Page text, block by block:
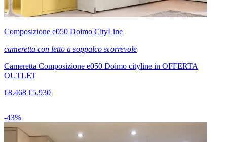
Composizione e050 Doimo CityLine
cameretta con letto a soppalco scorrevole
Cameretta Composizione e050 Doimo cityline in OFFERTA
OUTLET
€8.468 €5.930
-43%